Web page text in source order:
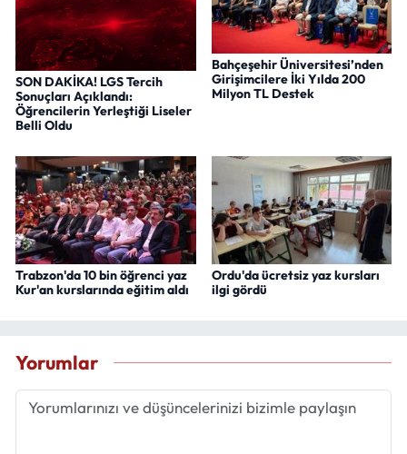
SON DAKİKA! LGS Tercih
Sonuçları Açıklandı:
Öğrencilerin Yerleştiği Liseler
Belli Oldu
Bahçeşehir Üniversitesi’nden
Girişimcilere İki Yılda 200
Milyon TL Destek
Trabzon'da 10 bin öğrenci yaz
Kur'an kurslarında eğitim aldı
Ordu'da ücretsiz yaz kursları
ilgi gördü
Yorumlar